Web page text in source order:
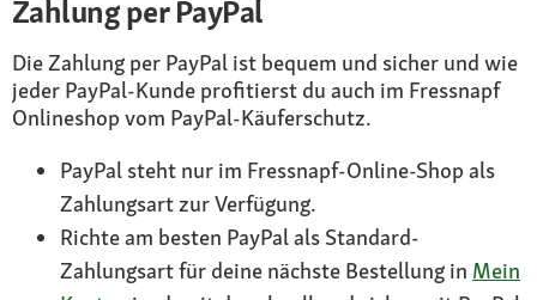
Zahlung per PayPal
Die Zahlung per PayPal ist bequem und sicher und wie
jeder PayPal-Kunde profitierst du auch im Fressnapf
Onlineshop vom PayPal-Käuferschutz.
PayPal steht nur im Fressnapf-Online-Shop als
Zahlungsart zur Verfügung.
Richte am besten PayPal als Standard-
Zahlungsart für deine nächste Bestellung in Mein